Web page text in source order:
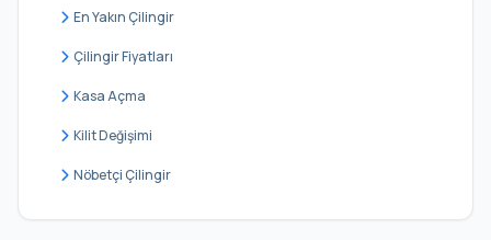
En Yakın Çilingir
Çilingir Fiyatları
Kasa Açma
Kilit Değişimi
Nöbetçi Çilingir